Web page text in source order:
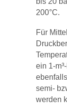
200°C.
Für
ein 1-
semi-
werden